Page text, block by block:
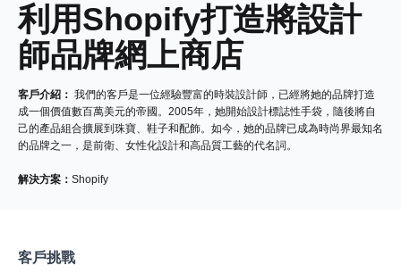
關於凝新
利用Shopify打造將設計
師品牌網上商店
客戶介紹： 我們的客戶是一位經驗豐富的時裝設計師，已經將她的品牌打造
成一個價值數百萬美元的帝國。2005年，她開始設計標誌性手袋，隨後將自
己的產品組合擴展到珠寶、鞋子和配飾。如今，她的品牌已成為時尚界最知名
的品牌之一，是前衛、女性化設計和高品質工藝的代名詞。
解決方案： Shopify
客戶挑戰